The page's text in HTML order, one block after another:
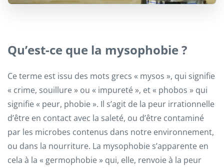
Qu’est-ce que la mysophobie ?
Ce terme est issu des mots grecs « mysos », qui signifie
« crime, souillure » ou « impureté », et « phobos » qui
signifie « peur, phobie ». Il s’agit de la peur irrationnelle
d’être en contact avec la saleté, ou d’être contaminé
par les microbes contenus dans notre environnement,
ou dans la nourriture. La mysophobie s’apparente en
cela à la « germophobie » qui, elle, renvoie à la peur